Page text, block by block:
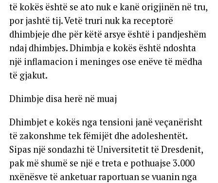
të kokës është se ato nuk e kanë origjinën në tru,
por jashtë tij. Vetë truri nuk ka receptorë
dhimbjeje dhe për këtë arsye është i pandjeshëm
ndaj dhimbjes. Dhimbja e kokës është ndoshta
një inflamacion i meninges ose enëve të mëdha
të gjakut.
Dhimbje disa herë në muaj
Dhimbjet e kokës nga tensioni janë veçanërisht
të zakonshme tek fëmijët dhe adoleshentët.
Sipas një sondazhi të Universitetit të Dresdenit,
pak më shumë se një e treta e pothuajse 3.000
nxënësve të anketuar raportuan se vuanin nga